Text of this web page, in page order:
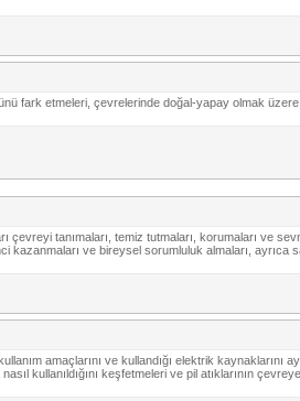
fark etmeleri, çevrelerinde doğal-yapay olmak
çevreyi tanımaları, temiz tutmaları, korumaları ve
ve bireysel sorumluluk almaları, ayrıca
amaçlarını ve kullandığı elektrik kaynaklarını
kullanıldığını keşfetmeleri ve pil atıklarının